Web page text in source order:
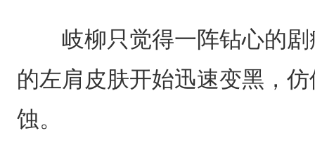
岐柳只觉得一阵钻心的剧
的左肩皮肤开始迅速变黑，
蚀。